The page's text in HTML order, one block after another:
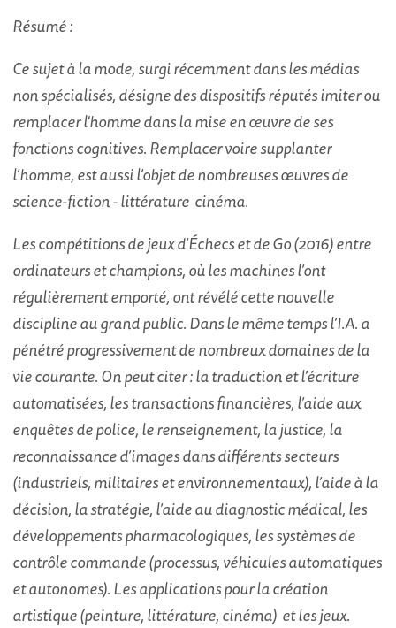
Résumé :
Ce sujet à la mode, surgi récemment dans les médias
non spécialisés, désigne des dispositifs réputés imiter ou
remplacer l'homme dans la mise en œuvre de ses
fonctions cognitives. Remplacer voire supplanter
l’homme, est aussi l’objet de nombreuses œuvres de
science-fiction - littérature cinéma.
Les compétitions de jeux d’Échecs et de Go (2016) entre
ordinateurs et champions, où les machines l’ont
régulièrement emporté, ont révélé cette nouvelle
discipline au grand public. Dans le même temps l’I.A. a
pénétré progressivement de nombreux domaines de la
vie courante. On peut citer : la traduction et l’écriture
automatisées, les transactions financières, l’aide aux
enquêtes de police, le renseignement, la justice, la
reconnaissance d’images dans différents secteurs
(industriels, militaires et environnementaux), l’aide à la
décision, la stratégie, l’aide au diagnostic médical, les
développements pharmacologiques, les systèmes de
contrôle commande (processus, véhicules automatiques
et autonomes). Les applications pour la création
artistique (peinture, littérature, cinéma) et les jeux.